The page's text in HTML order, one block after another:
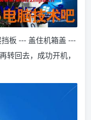
板 --- 盖住机箱盖 ---
转回去，成功开机，